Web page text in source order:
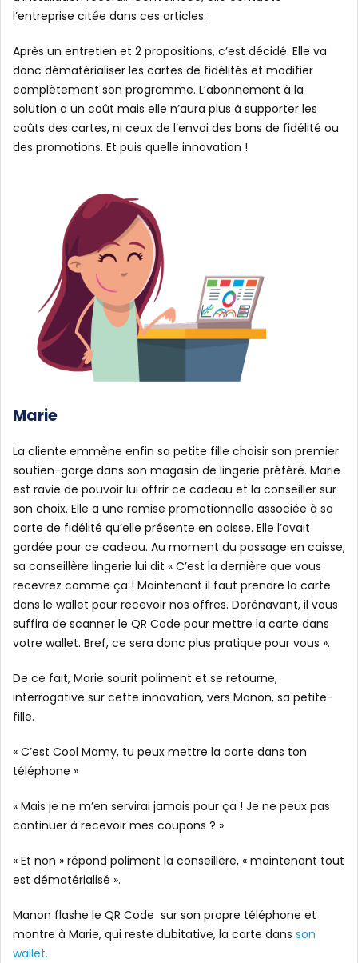
l’entreprise citée dans ces articles.
Après un entretien et 2 propositions, c’est décidé. Elle va
donc dématérialiser les cartes de fidélités et modifier
complètement son programme. L’abonnement à la
solution a un coût mais elle n’aura plus à supporter les
coûts des cartes, ni ceux de l’envoi des bons de fidélité ou
des promotions. Et puis quelle innovation !
Marie
La cliente emmène enfin sa petite fille choisir son premier
soutien-gorge dans son magasin de lingerie préféré. Marie
est ravie de pouvoir lui offrir ce cadeau et la conseiller sur
son choix. Elle a une remise promotionnelle associée à sa
carte de fidélité qu’elle présente en caisse. Elle l’avait
gardée pour ce cadeau. Au moment du passage en caisse,
sa conseillère lingerie lui dit « C’est la dernière que vous
recevrez comme ça ! Maintenant il faut prendre la carte
dans le wallet pour recevoir nos offres. Dorénavant, il vous
suffira de scanner le QR Code pour mettre la carte dans
votre wallet. Bref, ce sera donc plus pratique pour vous ».
De ce fait, Marie sourit poliment et se retourne,
interrogative sur cette innovation, vers Manon, sa petite-
fille.
« C’est Cool Mamy, tu peux mettre la carte dans ton
téléphone »
« Mais je ne m’en servirai jamais pour ça ! Je ne peux pas
continuer à recevoir mes coupons ? »
« Et non » répond poliment la conseillère, « maintenant tout
est dématérialisé ».
Manon flashe le QR Code sur son propre téléphone et
montre à Marie, qui reste dubitative, la carte dans son
wallet.